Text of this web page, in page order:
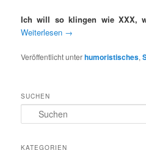
Ich will so klingen wie XXX,
Weiterlesen →
Veröffentlicht unterhumoristisches,
SUCHEN
u
h
KATEGORIEN